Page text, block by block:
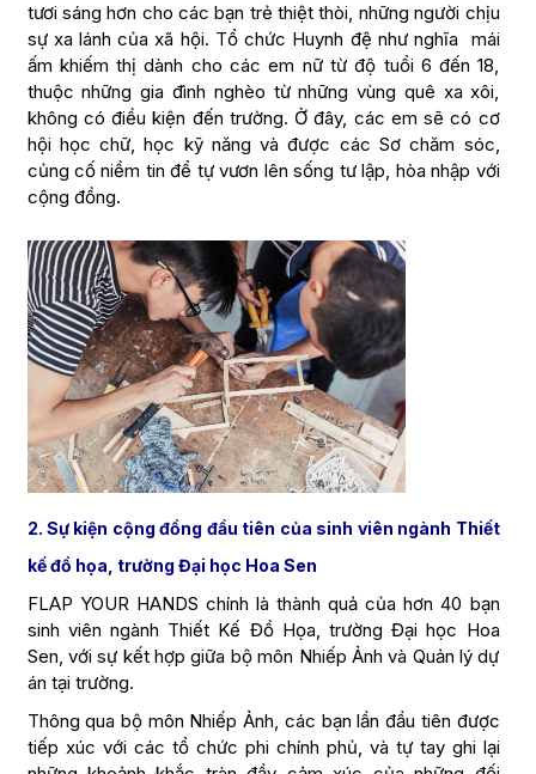
tươi sáng hơn cho các bạn trẻ thiệt thòi, những người chịu
sự xa lánh của xã hội. Tổ chức Huynh đệ như nghĩa mái
ấm khiếm thị dành cho các em nữ từ độ tuổi 6 đến 18,
thuộc những gia đình nghèo từ những vùng quê xa xôi,
không có điều kiện đến trường. Ở đây, các em sẽ có cơ
hội học chữ, học kỹ năng và được các Sơ chăm sóc,
củng cố niềm tin để tự vươn lên sống tư lập, hòa nhập với
cộng đồng.
2. Sự kiện cộng đồng đầu tiên của sinh viên ngành Thiết
kế đồ họa, trường Đại học Hoa Sen
FLAP YOUR HANDS chính là thành quả của hơn 40 bạn
sinh viên ngành Thiết Kế Đồ Họa, trường Đại học Hoa
Sen, với sự kết hợp giữa bộ môn Nhiếp Ảnh và Quản lý dự
án tại trường.
Thông qua bộ môn Nhiếp Ảnh, các bạn lần đầu tiên được
tiếp xúc với các tổ chức phi chính phủ, và tự tay ghi lại